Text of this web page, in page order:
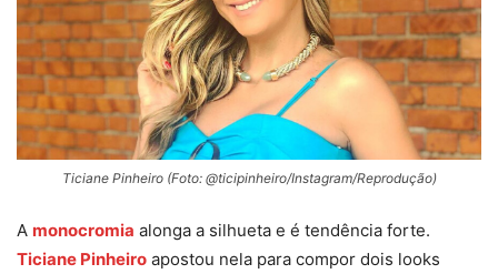
Ticiane Pinheiro (Foto: @ticipinheiro/Instagram/Reprodução)
A monocromia alonga a silhueta e é tendência forte.
Ticiane Pinheiro apostou nela para compor dois looks